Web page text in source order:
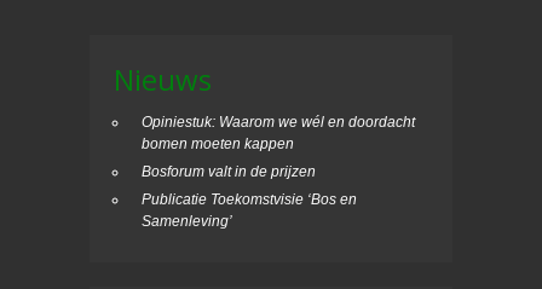
Nieuws
Opiniestuk: Waarom we wél en doordacht
bomen moeten kappen
Bosforum valt in de prijzen
Publicatie Toekomstvisie ‘Bos en
Samenleving’